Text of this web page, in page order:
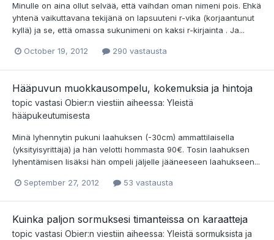
Minulle on aina ollut selvää, että vaihdan oman nimeni pois. Ehkä
yhtenä vaikuttavana tekijänä on lapsuuteni r-vika (korjaantunut
kyllä) ja se, että omassa sukunimeni on kaksi r-kirjainta . Ja...
October 19, 2012 290 vastausta
Hääpuvun muokkausompelu, kokemuksia ja hintoja
topic vastasi Obier:n viestiin aiheessa: Yleistä
hääpukeutumisesta
Minä lyhennytin pukuni laahuksen (-30cm) ammattilaisella
(yksityisyrittäjä) ja hän velotti hommasta 90€. Tosin laahuksen
lyhentämisen lisäksi hän ompeli jäljelle jääneeseen laahukseen...
September 27, 2012 53 vastausta
Kuinka paljon sormuksesi timanteissa on karaatteja
topic vastasi Obier:n viestiin aiheessa: Yleistä sormuksista ja